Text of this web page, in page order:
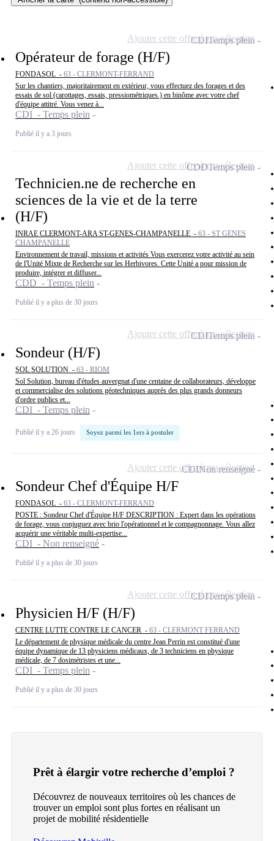
Opérateur de forage (H/F)
FONDASOL - 63 - CLERMONT-FERRAND
Sur les chantiers, majoritairement en extérieur, vous effectuez des forages et des
essais de sol (carottages, essais, pressiométriques.) en binôme avec votre chef
d'équipe attitré. Vous venez à...
CDI - Temps plein
Publié il y a 3 jours
CDITemps plein
Ajouter cette offre à ma sélection
Technicien.ne de recherche en
sciences de la vie et de la terre
(H/F)
INRAE CLERMONT-ARA ST-GENES-CHAMPANELLE - 63 - ST GENES
CHAMPANELLE
Environnement de travail, missions et activités Vous exercerez votre activité au sein
de l'Unité Mixte de Recherche sur les Herbivores. Cette Unité a pour mission de
produire, intégrer et diffuser...
CDD - Temps plein
Publié il y a plus de 30 jours
CDDTemps plein
Ajouter cette offre à ma sélection
Sondeur (H/F)
SOL SOLUTION - 63 - RIOM
Sol Solution, bureau d'études auvergnat d'une centaine de collaborateurs, développe
et commercialise des solutions géotechniques auprès des plus grands donneurs
d'ordre publics et...
CDI - Temps plein
Publié il y a 26 jours Soyez parmi les 1ers à postuler
CDITemps plein
Ajouter cette offre à ma sélection
Sondeur Chef d'Équipe H/F
FONDASOL - 63 - CLERMONT-FERRAND
POSTE : Sondeur Chef d'Équipe H/F DESCRIPTION : Expert dans les opérations
de forage, vous conjuguez avec brio l'opérationnel et le compagnonnage. Vous allez
acquérir une véritable multi-expertise...
CDI - Non renseigné
Publié il y a plus de 30 jours
CDINon renseigné
Ajouter cette offre à ma sélection
Physicien H/F (H/F)
CENTRE LUTTE CONTRE LE CANCER - 63 - CLERMONT FERRAND
Le département de physique médicale du centre Jean Perrin est constitué d'une
équipe dynamique de 13 physiciens médicaux, de 3 techniciens en physique
médicale, de 7 dosimétristes et une...
CDI - Temps plein
Publié il y a plus de 30 jours
CDITemps plein
Ajouter cette offre à ma sélection
Prêt à élargir votre recherche d’emploi ?
Découvrez de nouveaux territoires où les chances de
trouver un emploi sont plus fortes en réalisant un
projet de mobilité résidentielle